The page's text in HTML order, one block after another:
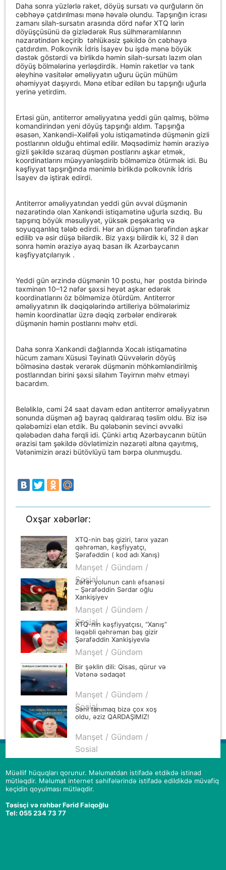
Daha sonra yüzlərlə raket, döyüş sursatı və qurğuların ön
cəbhəyə çatdırılması mənə həvalə olundu. Tapşırığın icrası
zamanı silah-sursatın arasında dörd nəfər XTQ lərin
döyüşçüsünü də gizlədərək Rus sülhməramlılarının
nəzarətindən keçirib təhlükəsiz şəkildə ön cəbhəyə
çatdırdım. Polkovnik İdris İsayev bu işdə mənə böyük
dəstək göstərdi və birlikdə həmin silah-sursatı lazım olan
döyüş bölmələrinə yerləşdirdik. Həmin raketlər və tank
əleyhinə vasitələr əməliyyatın uğuru üçün mühüm
əhəmiyyət daşıyırdı. Mənə etibar edilən bu tapşırığı uğurla
yerinə yetirdim.
Ertəsi gün, antiterror əməliyyatına yeddi gün qalmış, bölmə
komandirindən yeni döyüş tapşırığı aldım. Tapşırığa
əsasən, Xankəndi–Xəlifəli yolu istiqamətində düşmənin gizli
postlarının olduğu ehtimal edilir. Məqsədimiz həmin əraziyə
gizli şəkildə sızaraq düşmən postlarını aşkar etmək,
koordinatlarını müəyyənləşdirib bölməmizə ötürmək idi. Bu
kəşfiyyat tapşırığında mənimlə birlikdə polkovnik İdris
İsayev də iştirak edirdi.
Antiterror əməliyyatından yeddi gün əvvəl düşmənin
nəzarətində olan Xankəndi istiqamətinə uğurla sızdıq. Bu
tapşırıq böyük məsuliyyət, yüksək peşəkarlıq və
soyuqqanlılıq tələb edirdi. Hər an düşmən tərəfindən aşkar
edilib və əsir düşə bilərdik. Biz yaxşı bilirdik ki, 32 il dən
sonra həmin əraziyə ayaq basan ilk Azərbaycanın
kəşfiyyatçılarıyık .
Yeddi gün ərzində düşmənin 10 postu, hər postda birində
təxminən 10–12 nəfər şəxsi heyət aşkar edərək
koordinatlarını öz bölməmizə ötürdüm. Antiterror
əməliyyatının ilk dəqiqələrində artilleriya bölmələrimiz
həmin koordinatlar üzrə dəqiq zərbələr endirərək
düşmənin həmin postlarını məhv etdi.
Daha sonra Xankəndi dağlarında Xocalı istiqamətinə
hücum zamanı Xüsusi Təyinatlı Qüvvələrin döyüş
bölməsinə dəstək verərək düşmənin möhkəmləndirilmiş
postlarından birini şəxsi silahım Təyirnın məhv etməyi
bacardım.
Beləliklə, cəmi 24 saat davam edən antiterror əməliyyatının
sonunda düşmən ağ bayraq qaldıraraq təslim oldu. Biz isə
qələbəmizi elan etdik. Bu qələbənin sevinci əvvəlki
qələbədən daha fərqli idi. Çünki artıq Azərbaycanın bütün
ərazisi tam şəkildə dövlətimizin nəzarəti altına qayıtmış,
Vətənimizin ərazi bütövlüyü tam bərpa olunmuşdu.
Oxşar xəbərlər:
XTQ-nin baş giziri, tarıx yazan
qəhrəman, kəşfiyyatçı,
Şərafəddin ( kod adı Xanış)
gündəliyindən...
Manşet / Gündəm /
Sosial
Zəfər yolunun canlı əfsanəsi
– Şərafəddin Sərdar oğlu
Xankişiyev
Manşet / Gündəm /
Sosial
XTQ-nin kəşfiyyatçısı, “Xanış”
ləqəbli qəhrəman baş gizir
Şərafəddin Xankişiyevlə
Manşet / Gündəm
Bir şəklin dili: Qisas, qürur və
Vətənə sədaqət
Manşet / Gündəm /
Sosial
Səni tanımaq bizə çox xoş
oldu, əziz QARDAŞIMIZ!
Manşet / Gündəm /
Sosial
Müəllif hüquqları qorunur. Məlumatdan istifadə etdikdə istinad
mütləqdir. Məlumat internet səhifələrində istifadə edildikdə müvafiq
keçidin qoyulması mütləqdir.
Təsisçi və rəhbər Fərid Faiqoğlu
Tel: 055 234 73 77